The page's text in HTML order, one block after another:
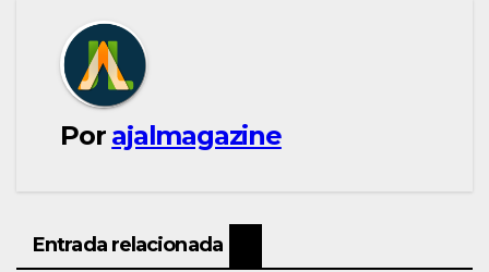
Por ajalmagazine
Entrada relacionada